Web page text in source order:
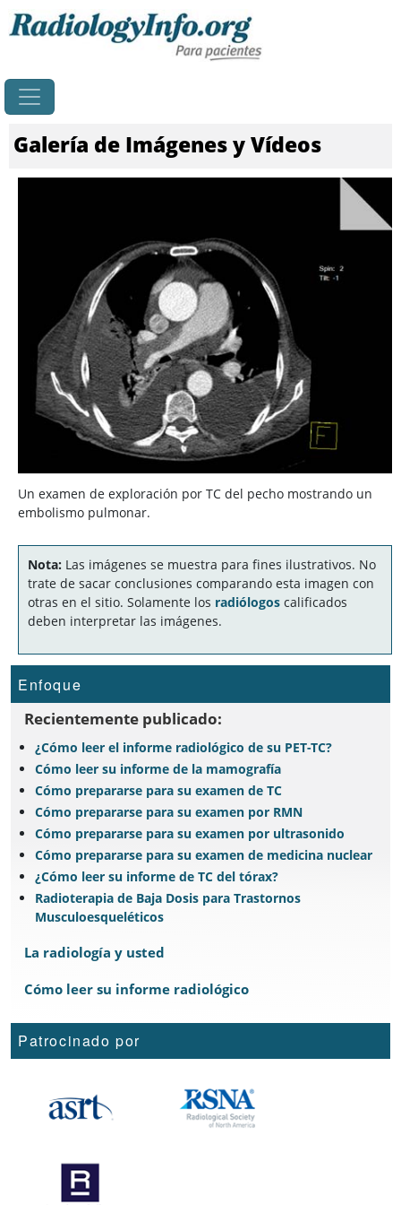
Galería de Imágenes y Vídeos
Un examen de exploración por TC del pecho mostrando un
embolismo pulmonar.
Nota: Las imágenes se muestra para fines ilustrativos. No
trate de sacar conclusiones comparando esta imagen con
otras en el sitio. Solamente los radiólogos calificados
deben interpretar las imágenes.
Enfoque
Recientemente publicado:
¿Cómo leer el informe radiológico de su PET-TC?
Cómo leer su informe de la mamografía
Cómo prepararse para su examen de TC
Cómo prepararse para su examen por RMN
Cómo prepararse para su examen por ultrasonido
Cómo prepararse para su examen de medicina nuclear
¿Cómo leer su informe de TC del tórax?
Radioterapia de Baja Dosis para Trastornos
Musculoesqueléticos
La radiología y usted
Cómo leer su informe radiológico
Patrocinado por